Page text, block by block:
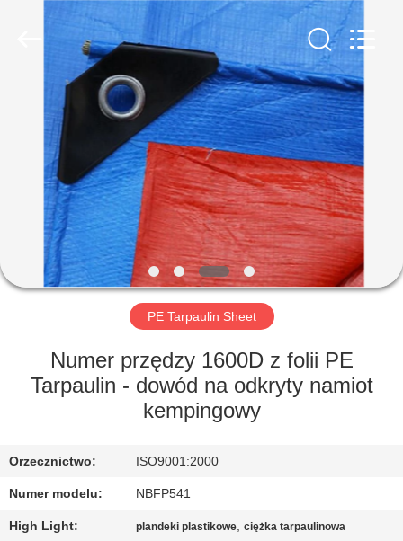
PRODUKTY
NAS
WYCIECZKA
FABRYCE
SKONTAKTUJ
SIĘ
PE Tarpaulin Sheet
Numer przędzy 1600D z folii PE
Tarpaulin - dowód na odkryty namiot
kempingowy
Orzecznictwo: ISO9001:2000
Numer modelu: NBFP541
High Light: plandeki plastikowe,ciężka tarpaulinowa